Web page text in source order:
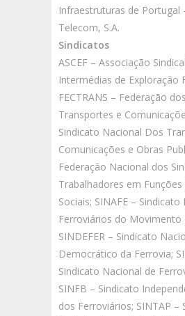
Infraestruturas de Portugal
Telecom, S.A.
Sindicatos
ASCEF – Associação
Intermédias de Exploração
FECTRANS – Federação
Transportes e
Sindicato Nacional Dos
Comunicações e Obras
Federação Nacional dos
Trabalhadores em Funções
Sociais; SINAFE –
Ferroviários do Movimento
SINDEFER – Sindicato
Democrático da Ferrovia;
Sindicato Nacional de
SINFB – Sindicato
dos Ferroviários; SINTAP –